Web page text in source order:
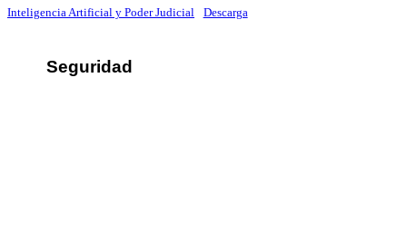
Inteligencia Artificial y Poder Judicial Descarga
Seguridad